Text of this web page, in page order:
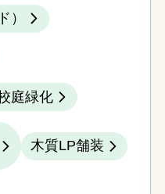
）
庭緑化
木質LP舗装